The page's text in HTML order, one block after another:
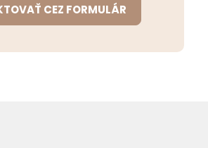
CEZ FORMULÁR